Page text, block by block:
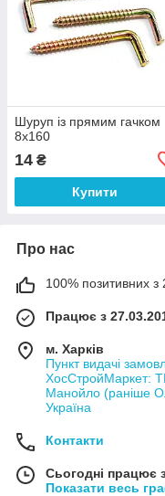
Шуруп із прямим гачком
8х160
14 ₴
Купити
Про нас
100% позитивних з
Працює з
м. Харків
Пункт видачі
ХосСтройМаркет:
Манойло (раніше
Україна
Контакти
Сьогодні працює
Показати весь